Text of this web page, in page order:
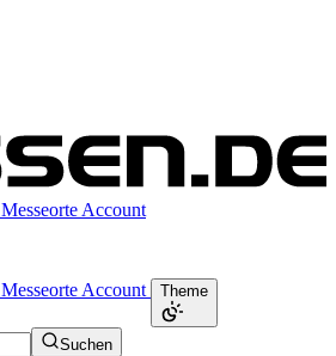
Messeorte Account
Messeorte Account Theme
Suchen